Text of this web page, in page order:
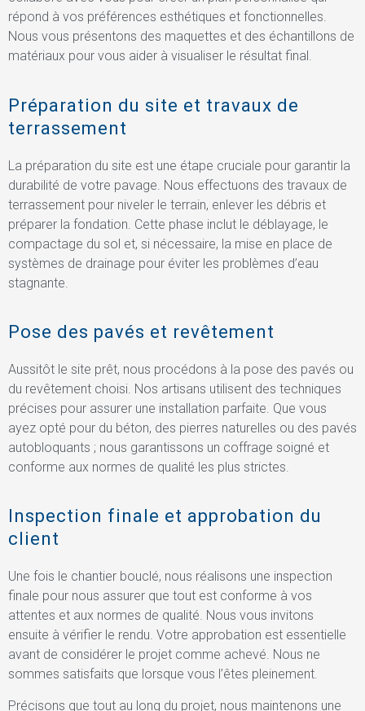
répond à vos préférences esthétiques et fonctionnelles.
Nous vous présentons des maquettes et des échantillons de
matériaux pour vous aider à visualiser le résultat final.
Préparation du site et travaux de
terrassement
La préparation du site est une étape cruciale pour garantir la
durabilité de votre pavage. Nous effectuons des travaux de
terrassement pour niveler le terrain, enlever les débris et
préparer la fondation. Cette phase inclut le déblayage, le
compactage du sol et, si nécessaire, la mise en place de
systèmes de drainage pour éviter les problèmes d’eau
stagnante.
Pose des pavés et revêtement
Aussitôt le site prêt, nous procédons à la pose des pavés ou
du revêtement choisi. Nos artisans utilisent des techniques
précises pour assurer une installation parfaite. Que vous
ayez opté pour du béton, des pierres naturelles ou des pavés
autobloquants ; nous garantissons un coffrage soigné et
conforme aux normes de qualité les plus strictes.
Inspection finale et approbation du
client
Une fois le chantier bouclé, nous réalisons une inspection
finale pour nous assurer que tout est conforme à vos
attentes et aux normes de qualité. Nous vous invitons
ensuite à vérifier le rendu. Votre approbation est essentielle
avant de considérer le projet comme achevé. Nous ne
sommes satisfaits que lorsque vous l’êtes pleinement.
Précisons que tout au long du projet, nous maintenons une